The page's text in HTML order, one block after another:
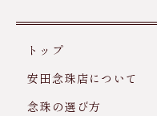
トップ
安田念珠店について
念珠の選び方